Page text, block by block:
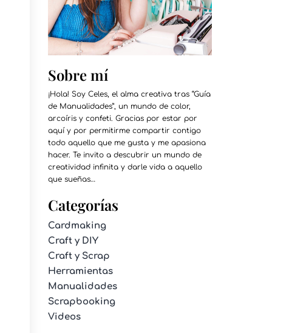
Sobre mí
¡Hola! Soy Celes, el alma creativa tras “Guía
de Manualidades”, un mundo de color,
arcoíris y confeti. Gracias por estar por
aquí y por permitirme compartir contigo
todo aquello que me gusta y me apasiona
hacer. Te invito a descubrir un mundo de
creatividad infinita y darle vida a aquello
que sueñas…
Categorías
Cardmaking
Craft y DIY
Craft y Scrap
Herramientas
Manualidades
Scrapbooking
Videos